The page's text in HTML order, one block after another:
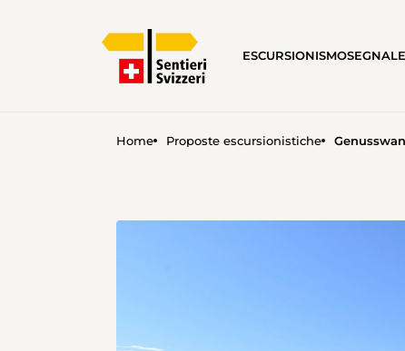
ESCURSIONISMO
Home Proposte escursionistiche